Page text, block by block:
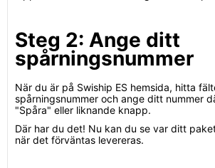
Steg 2: Ange ditt
spårningsnummer
När du är på Swiship ES hemsida, hitta
spårningsnummer och ange ditt nummer
"Spåra" eller liknande knapp.
Där har du det! Nu kan du se var ditt
när det förväntas levereras.